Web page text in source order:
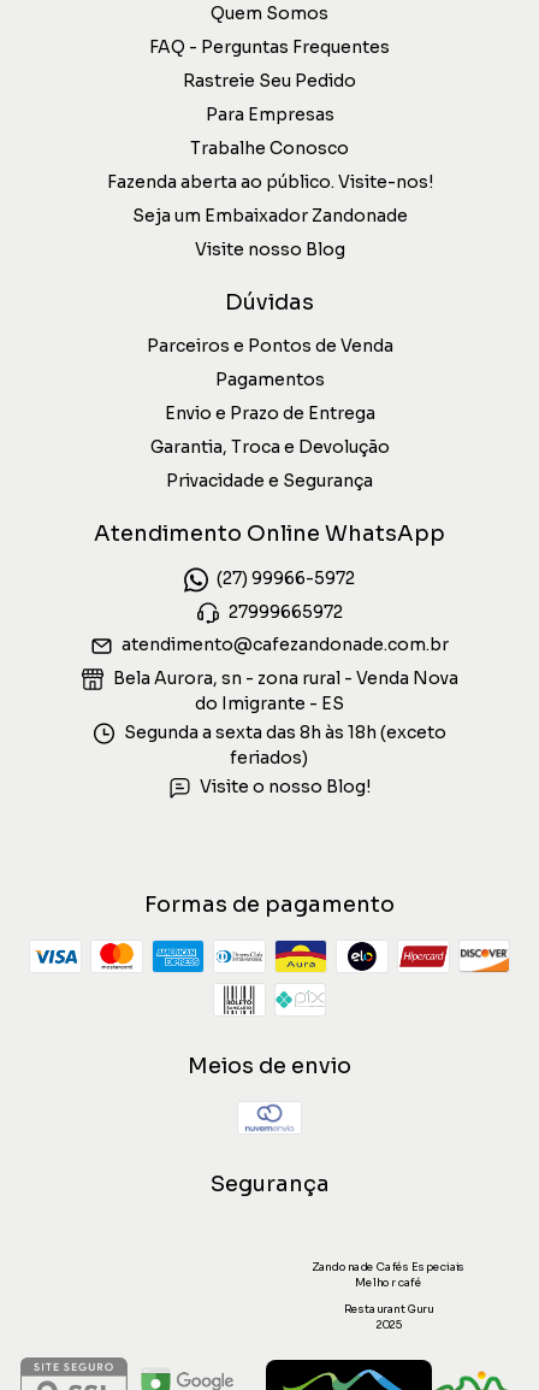
Quem Somos
FAQ - Perguntas Frequentes
Rastreie Seu Pedido
Para Empresas
Trabalhe Conosco
Fazenda aberta ao público. Visite-nos!
Seja um Embaixador Zandonade
Visite nosso Blog
Dúvidas
Parceiros e Pontos de Venda
Pagamentos
Envio e Prazo de Entrega
Garantia, Troca e Devolução
Privacidade e Segurança
Atendimento Online WhatsApp
(27) 99966-5972
27999665972
atendimento@cafezandonade.com.br
Bela Aurora, sn - zona rural - Venda Nova
do Imigrante - ES
Segunda a sexta das 8h às 18h (exceto
feriados)
Visite o nosso Blog!
Formas de pagamento
Meios de envio
Segurança
Zandonade Cafés Especiais
Melhor café
Restaurant Guru
2025